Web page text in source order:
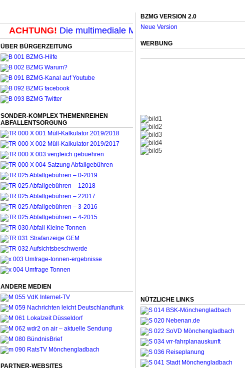
ACHTUNG!Die multimediale Mit-Mach-Zeitung für
ÜBER BÜRGERZEITUNG
SONDER-KOMPLEX THEMENREIHEN
ABFALLENTSORGUNG
ANDERE MEDIEN
PARTNER-WEBSITES
BZMG VERSION 2.0
Neue Version
WERBUNG
NÜTZLICHE LINKS